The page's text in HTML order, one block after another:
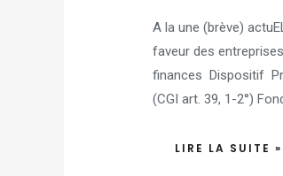
A la une (brève)
faveur des
finances Dispositif
(CGI art. 39, 1-2°)
LIRE LA SUITE »